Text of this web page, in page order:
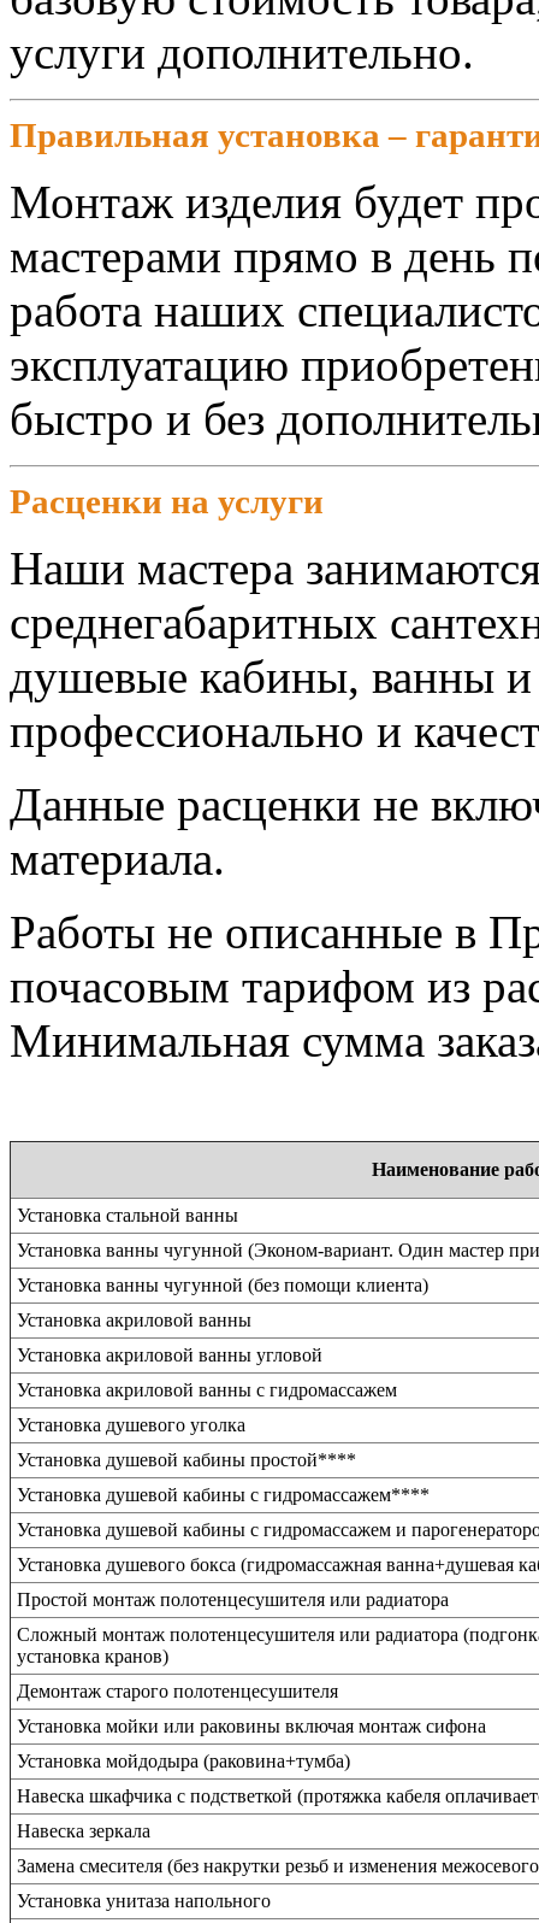
услуги дополнительно.
Правильная установка –
Монтаж изделия будет
мастерами прямо в день
работа наших
эксплуатацию
быстро и без
Расценки на услуги
Наши мастера
среднегабаритных
душевые кабины, ванны и
профессионально и
Данные расценки не
материала.
Работы не описанные в
почасовым тарифом из
Минимальная сумма
Наименование
Установка стальной ванны
Установка ванны чугунной (Эконом-вариант. Один мастер
Установка ванны чугунной (без помощи клиента)
Установка акриловой ванны
Установка акриловой ванны угловой
Установка акриловой ванны с гидромассажем
Установка душевого уголка
Установка душевой кабины простой****
Установка душевой кабины с гидромассажем****
Установка душевой кабины с гидромассажем и
Установка душевого бокса (гидромассажная ванна+душевая
Простой монтаж полотенцесушителя или радиатора
Сложный монтаж полотенцесушителя или радиатора
установка кранов)
Демонтаж старого полотенцесушителя
Установка мойки или раковины включая монтаж сифона
Установка мойдодыра (раковина+тумба)
Навеска шкафчика с подстветкой (протяжка кабеля
Навеска зеркала
Замена смесителя (без накрутки резьб и изменения
Установка унитаза напольного